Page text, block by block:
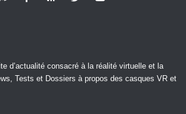
d’actualité consacré à la réalité virtuelle et la
Tests et Dossiers à propos des casques VR et